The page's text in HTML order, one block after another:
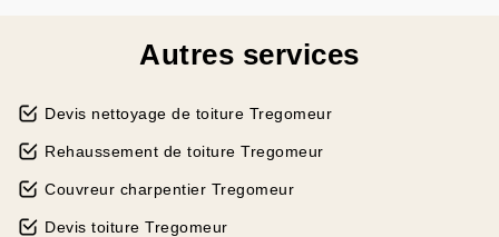
Autres services
Devis nettoyage de toiture Tregomeur
Rehaussement de toiture Tregomeur
Couvreur charpentier Tregomeur
Devis toiture Tregomeur